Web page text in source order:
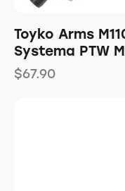
Toyko Arms
Systema PTW
$67.90